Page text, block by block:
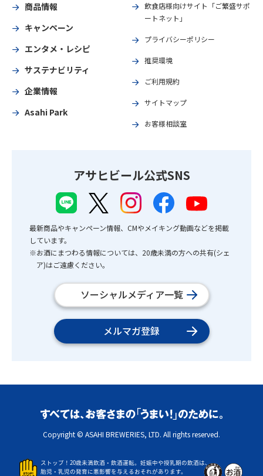
商品情報
キャンペーン
エンタメ・レシピ
サステナビリティ
企業情報
Asahi Park
飲食店様向けサイト「ご繁盛サポ
ートネット」
プライバシーポリシー
推奨環境
ご利用規約
サイトマップ
お客様相談室
アサヒビール公式SNS
最新商品やキャンペーン情報、CMやメイキング動画などを掲載
しています。
※お酒にまつわる情報については、20歳未満の方への共有(シェ
ア)はご遠慮ください。
ソーシャルメディア一覧
メルマガ登録
Copyright © ASAHI BREWERIES, LTD. All rights reserved.